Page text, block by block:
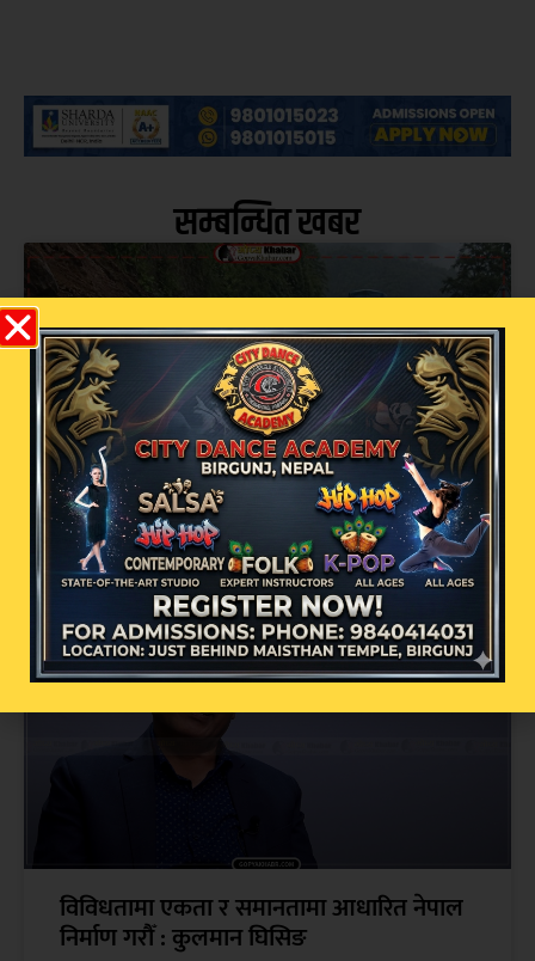
सम्बन्धित खबर
वर्षासँगै देशभरका सडकमा पहिरो र बाढीको
जोखिम, विभिन्न राजमार्ग अवरुद्ध
विविधतामा एकता र समानतामा आधारित नेपाल
निर्माण गरौँ : कुलमान घिसिङ